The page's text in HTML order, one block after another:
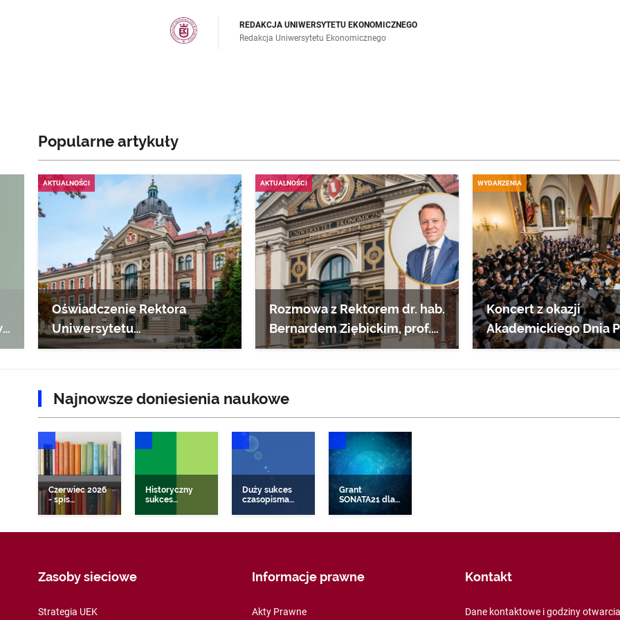
REDAKCJA UNIWERSYTETU EKONOMICZNEGO
Redakcja Uniwersytetu Ekonomicznego
Popularne artykuły
AKTUALNOŚCI
Oświadczenie Rektora
Uniwersytetu
Ekonomicznego w Krakowie
AKTUALNOŚCI
Rozmowa z Rektorem dr. hab.
Bernardem Ziębickim, prof.
UEK
WYDARZENIA
Koncert z okazji
Akademickiego Dnia
„Requiem aeternam”
Najnowsze doniesienia naukowe
DONIESIENIA NAUKOWE
Czerwiec 2026
- spis
najnowszych i
Historyczny
sukces
DONIESIENIA NAUKOWE
Duży sukces
czasopisma
DONIESIENIA NAUKOWE
Grant
SONATA21 dla
pracownika
Zasoby sieciowe
Strategia UEK
Informacje prawne
Akty Prawne
Kontakt
Dane kontaktowe i godziny otwarcia